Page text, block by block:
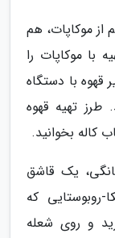
از موکاپات، هم
با موکاپات را
قهوه با دستگاه
تهیه قهوه
کاله بخوانید.
یک قاشق
روبوستایی که
و روی شعله